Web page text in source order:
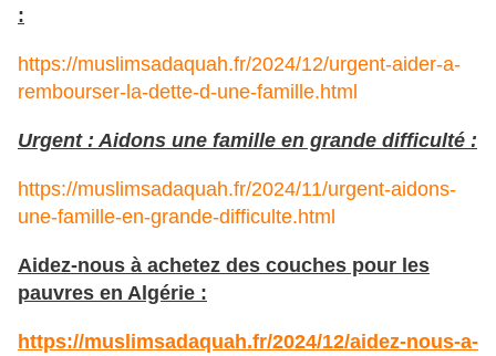
:
https://muslimsadaquah.fr/2024/12/urgent-aider-a-
rembourser-la-dette-d-une-famille.html
Urgent : Aidons une famille en grande difficulté :
https://muslimsadaquah.fr/2024/11/urgent-aidons-
une-famille-en-grande-difficulte.html
Aidez-nous à achetez des couches pour les
pauvres en Algérie :
https://muslimsadaquah.fr/2024/12/aidez-nous-a-